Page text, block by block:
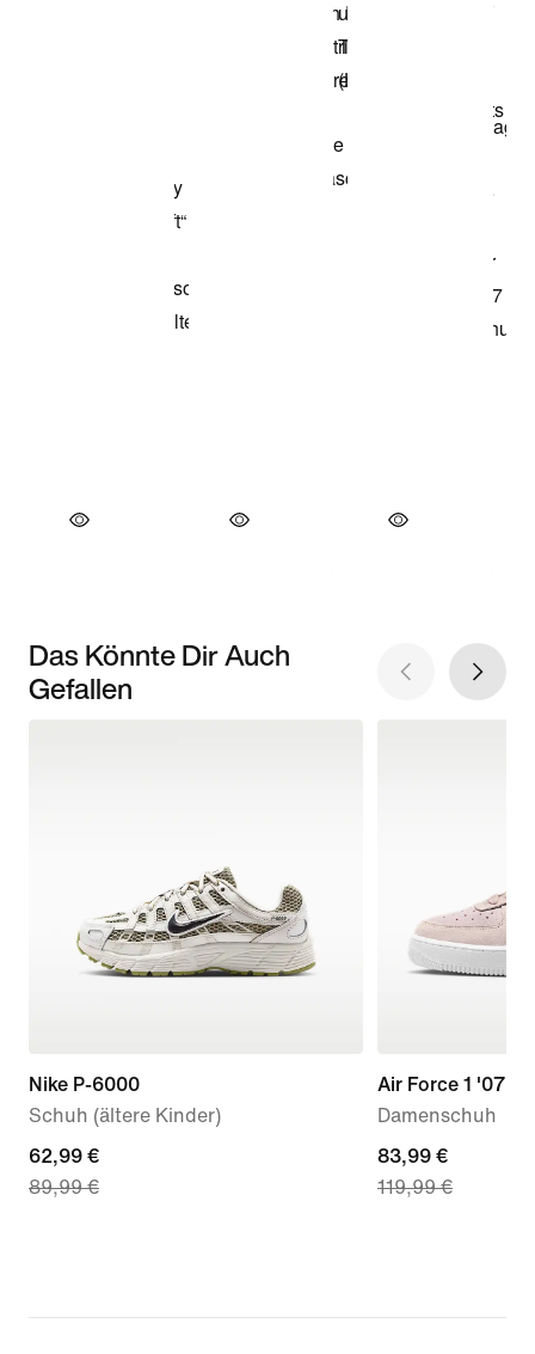
Das Könnte Dir Auch
Gefallen
Nike P-6000
Schuh (ältere Kinder)
current
price
89,99 €
62,99 €
89,99 €
Air Force 1 '07
Damenschuh
current
price
119,99 €
83,99 €
119,99 €